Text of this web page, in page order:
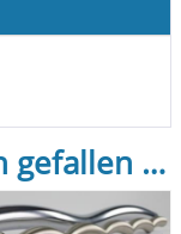
gefallen …